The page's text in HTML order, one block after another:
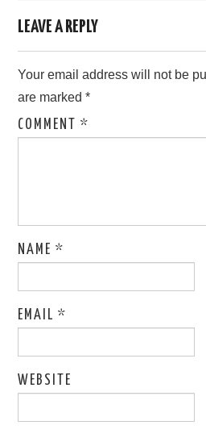
LEAVE A REPLY
Your email address will not be
are marked*
COMMENT*
NAME*
EMAIL*
WEBSITE